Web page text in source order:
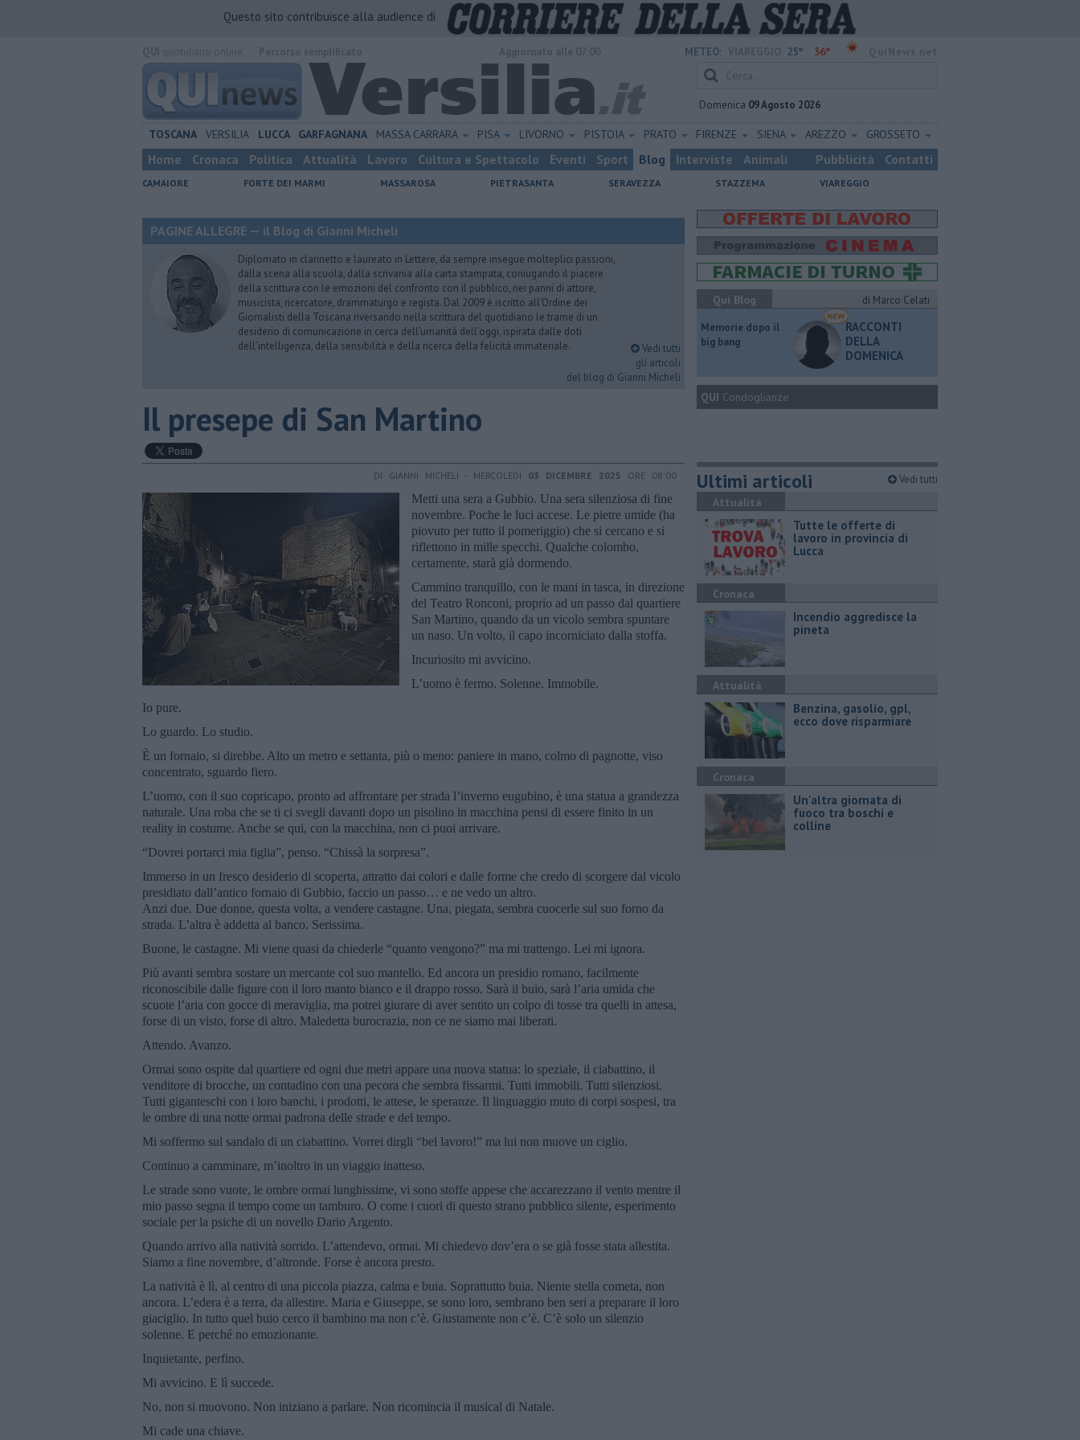
Questo sito contribuisce alla audience di
METEO: 25° 36°
Domenica 09 Agosto 2026
TOSCANA VERSILIA LUCCA GARFAGNANA MASSA CARRARA PISA LIVORNO PISTOIA PRATO FIRENZE SIENA AREZZO GROSSETO
Home Cronaca Politica Attualità Lavoro Cultura e Spettacolo Eventi Sport Blog Interviste Animali Pubblicità Contatti
CAMAIORE FORTE DEI MARMI MASSAROSA PIETRASANTA SERAVEZZA STAZZEMA VIAREGGIO
PAGINE ALLEGRE — il Blog di Gianni Micheli
Diplomato in clarinetto e laureato in Lettere, da sempre insegue molteplici passioni,
dalla scena alla scuola, dalla scrivania alla carta stampata, coniugando il piacere
della scrittura con le emozioni del confronto con il pubblico, nei panni di attore,
musicista, ricercatore, drammaturgo e regista. Dal 2009 è iscritto all’Ordine dei
Giornalisti della Toscana riversando nella scrittura del quotidiano le trame di un
desiderio di comunicazione in cerca dell’umanità dell’oggi, ispirata dalle doti
dell’intelligenza, della sensibilità e della ricerca della felicità immateriale.
Vedi tutti
gli articoli
del blog di Gianni Micheli
​Il presepe di San Martino
DI GIANNI MICHELI - MERCOLEDÌ 03 DICEMBRE 2025 ORE 08:00
Metti una sera a Gubbio. Una sera silenziosa di fine
novembre. Poche le luci accese. Le pietre umide (ha
piovuto per tutto il pomeriggio) che si cercano e si
riflettono in mille specchi. Qualche colombo,
certamente, starà già dormendo.
Cammino tranquillo, con le mani in tasca, in direzione
del Teatro Ronconi, proprio ad un passo dal quartiere
San Martino, quando da un vicolo sembra spuntare
un naso. Un volto, il capo incorniciato dalla stoffa.
Incuriosito mi avvicino.
L’uomo è fermo. Solenne. Immobile.
Io pure.
Lo guardo. Lo studio.
È un fornaio, si direbbe. Alto un metro e settanta, più o meno: paniere in mano, colmo di pagnotte, viso
concentrato, sguardo fiero.
L’uomo, con il suo copricapo, pronto ad affrontare per strada l’inverno eugubino, è una statua a grandezza
naturale. Una roba che se ti ci svegli davanti dopo un pisolino in macchina pensi di essere finito in un
reality in costume. Anche se qui, con la macchina, non ci puoi arrivare.
“Dovrei portarci mia figlia”, penso. “Chissà la sorpresa”.
Immerso in un fresco desiderio di scoperta, attratto dai colori e dalle forme che credo di scorgere dal vicolo
presidiato dall’antico fornaio di Gubbio, faccio un passo… e ne vedo un altro.
Anzi due. Due donne, questa volta, a vendere castagne. Una, piegata, sembra cuocerle sul suo forno da
strada. L’altra è addetta al banco. Serissima.
Buone, le castagne. Mi viene quasi da chiederle “quanto vengono?” ma mi trattengo. Lei mi ignora.
Più avanti sembra sostare un mercante col suo mantello. Ed ancora un presidio romano, facilmente
riconoscibile dalle figure con il loro manto bianco e il drappo rosso. Sarà il buio, sarà l’aria umida che
scuote l’aria con gocce di meraviglia, ma potrei giurare di aver sentito un colpo di tosse tra quelli in attesa,
forse di un visto, forse di altro. Maledetta burocrazia, non ce ne siamo mai liberati.
Attendo. Avanzo.
Ormai sono ospite dal quartiere ed ogni due metri appare una nuova statua: lo speziale, il ciabattino, il
venditore di brocche, un contadino con una pecora che sembra fissarmi. Tutti immobili. Tutti silenziosi.
Tutti giganteschi con i loro banchi, i prodotti, le attese, le speranze. Il linguaggio muto di corpi sospesi, tra
le ombre di una notte ormai padrona delle strade e del tempo.
Mi soffermo sul sandalo di un ciabattino. Vorrei dirgli “bel lavoro!” ma lui non muove un ciglio.
Continuo a camminare, m’inoltro in un viaggio inatteso.
Le strade sono vuote, le ombre ormai lunghissime, vi sono stoffe appese che accarezzano il vento mentre il
mio passo segna il tempo come un tamburo. O come i cuori di questo strano pubblico silente, esperimento
sociale per la psiche di un novello Dario Argento.
Quando arrivo alla natività sorrido. L’attendevo, ormai. Mi chiedevo dov’era o se già fosse stata allestita.
Siamo a fine novembre, d’altronde. Forse è ancora presto.
La natività è lì, al centro di una piccola piazza, calma e buia. Soprattutto buia. Niente stella cometa, non
ancora. L’edera è a terra, da allestire. Maria e Giuseppe, se sono loro, sembrano ben seri a preparare il loro
giaciglio. In tutto quel buio cerco il bambino ma non c’è. Giustamente non c’è. C’è solo un silenzio
solenne. E perché no emozionante.
Inquietante, perfino.
Mi avvicino. E lì succede.
No, non si muovono. Non iniziano a parlare. Non ricomincia il musical di Natale.
Mi cade una chiave.
Qui Blog
di Marco Celati
Memorie dopo il
big bang
RACCONTI
DELLA
DOMENICA
QUI Condoglianze
Ultimi articoli Vedi tutti
Attualità
​Tutte le offerte di
lavoro in provincia di
Lucca
Cronaca
Incendio aggredisce la
pineta
Attualità
​Benzina, gasolio, gpl,
ecco dove risparmiare
Cronaca
Un'altra giornata di
fuoco tra boschi e
colline